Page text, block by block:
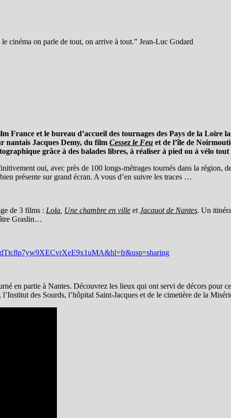
cinéma on parle de tout, on arrive à tout.” Jean-Luc Godard
France et le bureau d’accueil des tournages des Pays de la Loire
nantais Jacques Demy, du film Cessez le Feu et de l’île de
grâce à des balades libres, à réaliser à pied ou à vélo tout
oui, avec près de 100 longs-métrages tournés dans la région,
présente sur grand écran. A vous d’en suivre les traces …
de 3 films : Lola Une chambre en ville et Jacquot de Nantes. Un
Graslin…
en partie à Nantes. Découvrez les lieux qui ont servi de décors pour
des Sourds, l’hôpital Saint-Jacques et de le cimetière de la